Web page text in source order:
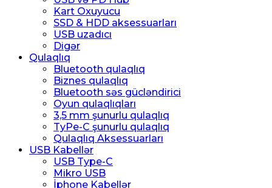
Kart Oxuyucu
SSD & HDD aksessuarları
USB uzadıcı
Digər
Qulaqlıq
Bluetooth qulaqlıq
Biznes qulaqlıq
Bluetooth səs gücləndirici
Oyun qulaqlıqları
3,5 mm şunurlu qulaqlıq
TyPe-C şunurlu qulaqlıq
Qulaqlıq Aksessuarları
USB Kabellər
USB Type-C
Mikro USB
İphone Kabellər